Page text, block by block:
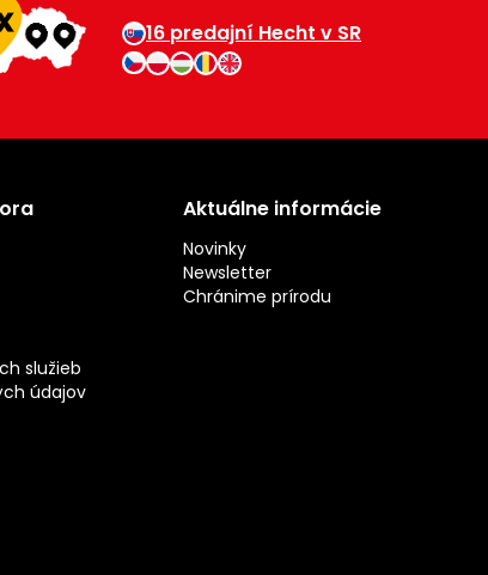
16 predajní Hecht v SR
služieb
údajov
Aktuálne informácie
Novinky
Newsletter
Chránime prírodu